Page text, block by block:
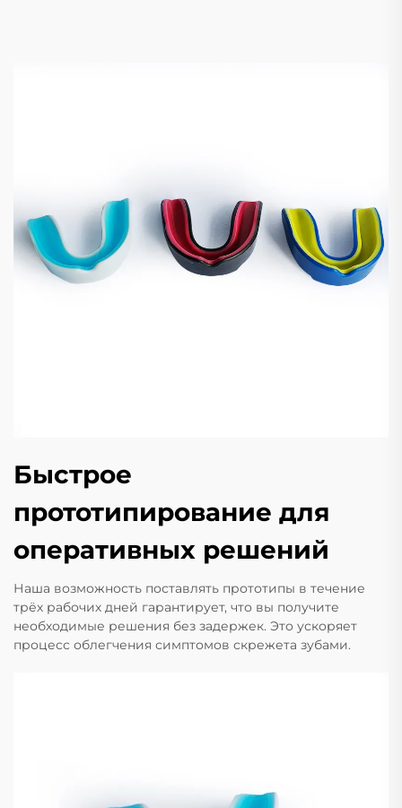
Быстрое
прототипирование для
оперативных решений
Наша возможность поставлять прототипы в течение
трёх рабочих дней гарантирует, что вы получите
необходимые решения без задержек. Это ускоряет
процесс облегчения симптомов скрежета зубами.